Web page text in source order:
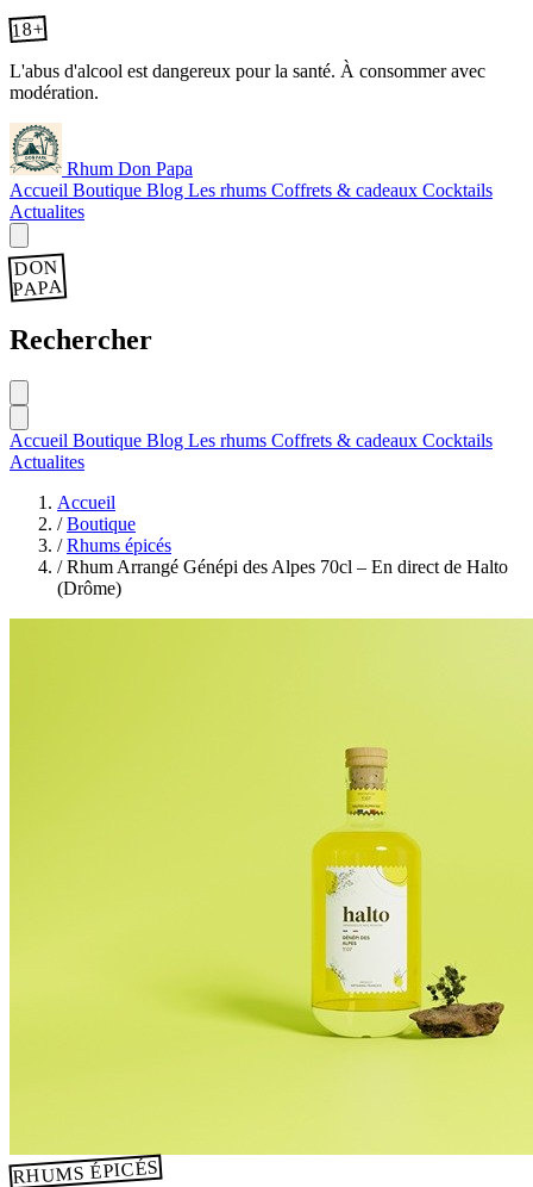
18+
L'abus d'alcool est dangereux pour la santé. À consommer avec
modération.
Rhum Don Papa
Accueil Boutique Blog Les rhums Coffrets & cadeaux Cocktails
Actualites
DON
PAPA
Rechercher
Accueil Boutique Blog Les rhums Coffrets & cadeaux Cocktails
Actualites
Accueil
/ Boutique
/ Rhums épicés
/ Rhum Arrangé Génépi des Alpes 70cl – En direct de Halto
(Drôme)
RHUMS ÉPICÉS